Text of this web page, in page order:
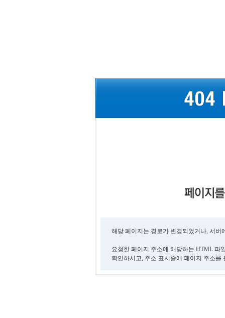
해당 페이지는 경로가 변경되었거나, 서
요청한 페이지 주소에 해당하는 HTML 파
확인하시고, 주소 표시줄에 페이지 주소